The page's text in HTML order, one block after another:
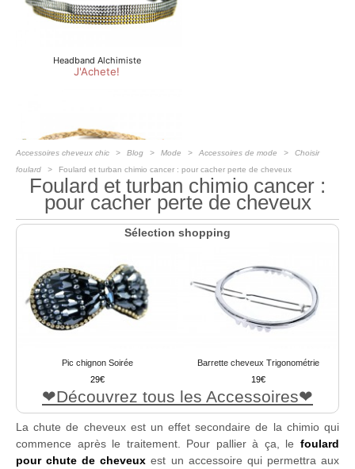
Accessoires cheveux chic Blog Mode Accessoires de mode
Choisir
foulard
Foulard et turban chimio cancer : pour cacher perte de cheveux
Foulard et turban chimio cancer :
pour cacher perte de cheveux
Sélection shopping
Pic chignon Soirée
29
Barrette cheveux Trigonométrie
19
Découvrez tous les Accessoires
La chute de cheveux est un effet secondaire de la chimio qui
commence après le traitement. Pour pallier à ça, le foulard
pour chute de cheveux est un accessoire qui permettra aux